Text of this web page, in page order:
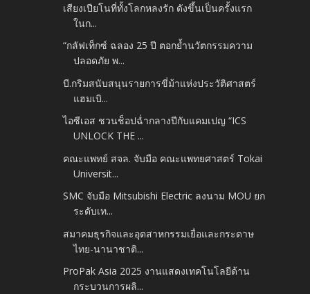
เสียงเปียโนที่ทั้งโลกหลงรัก ดังขึ้นเป็นครั้งแรก
ในก...
“กลัฟเท็กซ์ ฉลอง 25 ปี ตอกย้ำนวัตกรรมความ
ปลอดภัย พ...
บี.กริมสนับสนุนรายการขี่ม้าแห่งประวัติศาสตร์
แฮมเบิ...
ไอซีเอส ชวนช็อปฉ่ำกลางปีกับแคมเปญ “ICS
UNLOCK THE ...
คณะแพทย์ สจล. จับมือ คณะแพทยศาสตร์ Tokai
Universit...
SMC จับมือ Mitsubishi Electric ลงนาม MOU ยก
ระดับเท...
สมาคมธุรกิจและอุตสาหกรรมเยื่อและกระดาษ
ไทย-นานาชาติ...
ProPak Asia 2025​ งานแสดงเทคโนโลยีด้าน
กระบวนการผลิ...